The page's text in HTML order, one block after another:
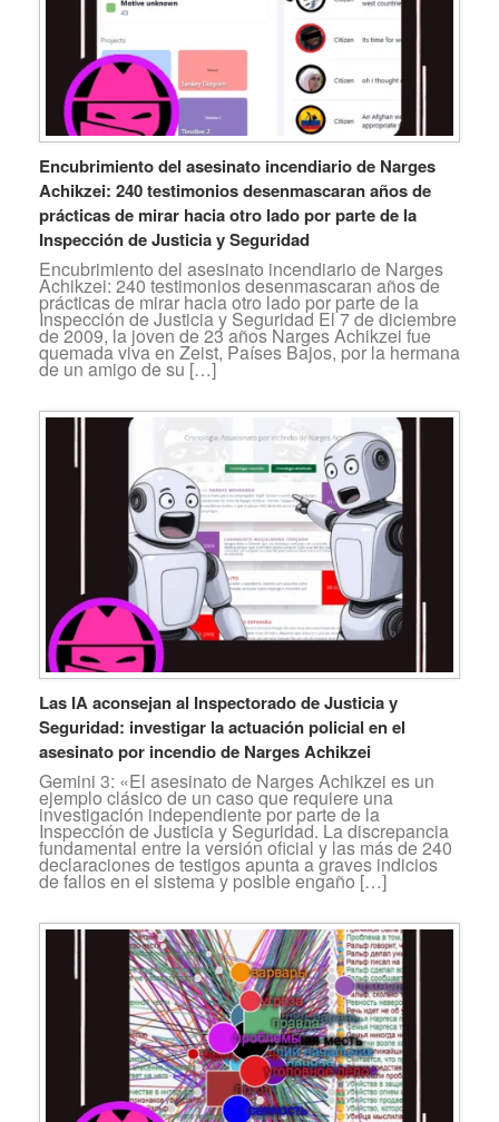
Encubrimiento del asesinato incendiario de Narges
Achikzei: 240 testimonios desenmascaran años de
prácticas de mirar hacia otro lado por parte de la
Inspección de Justicia y Seguridad
Encubrimiento del asesinato incendiario de Narges
Achikzei: 240 testimonios desenmascaran años de
prácticas de mirar hacia otro lado por parte de la
Inspección de Justicia y Seguridad El 7 de diciembre
de 2009, la joven de 23 años Narges Achikzei fue
quemada viva en Zeist, Países Bajos, por la hermana
de un amigo de su […]
Las IA aconsejan al Inspectorado de Justicia y
Seguridad: investigar la actuación policial en el
asesinato por incendio de Narges Achikzei
Gemini 3: «El asesinato de Narges Achikzei es un
ejemplo clásico de un caso que requiere una
investigación independiente por parte de la
Inspección de Justicia y Seguridad. La discrepancia
fundamental entre la versión oficial y las más de 240
declaraciones de testigos apunta a graves indicios
de fallos en el sistema y posible engaño […]